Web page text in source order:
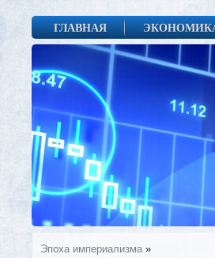
ГЛАВНАЯ
Эпоха империализма»